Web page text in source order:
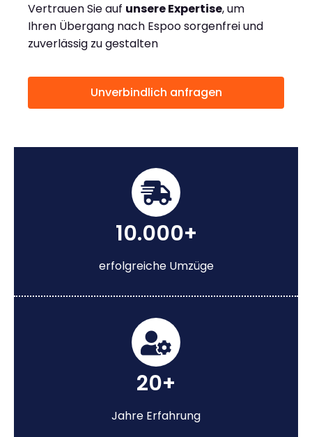
Vertrauen Sie auf unsere Expertise, um
Ihren Übergang nach Espoo sorgenfrei und
zuverlässig zu gestalten
Unverbindlich anfragen
10.000+
erfolgreiche Umzüge
20+
Jahre Erfahrung